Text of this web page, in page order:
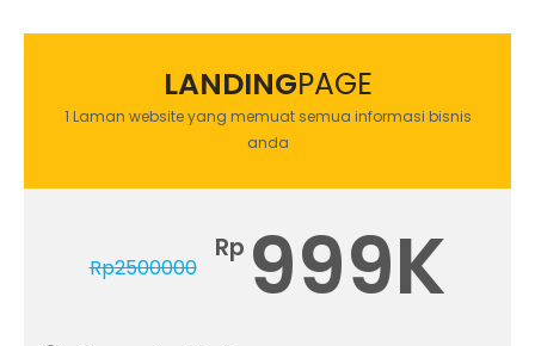
LANDINGPAGE
1 Laman website yang memuat semua informasi bisnis
anda
Rp2500000
Rp 999K